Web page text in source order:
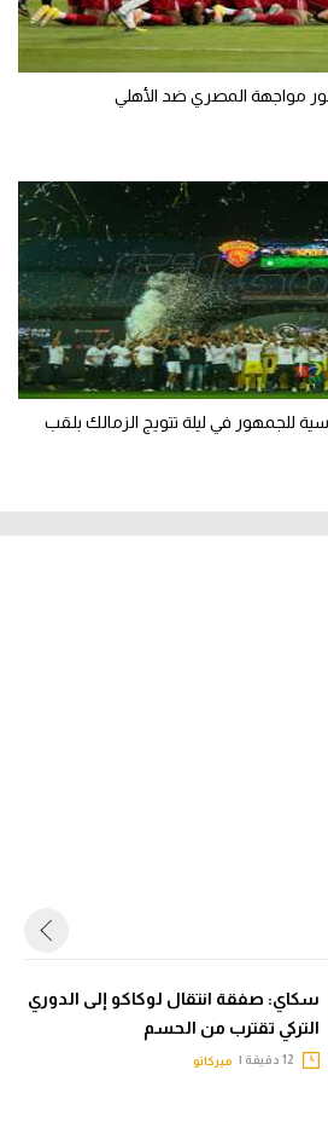
مواجهة المصري ضد الأهلي
للجمهور في ليلة تتويج الزمالك بلقب
سكاي: صفقة انتقال لوكاكو إلى الدوري
التركي تقترب من الحسم
ميركاتو